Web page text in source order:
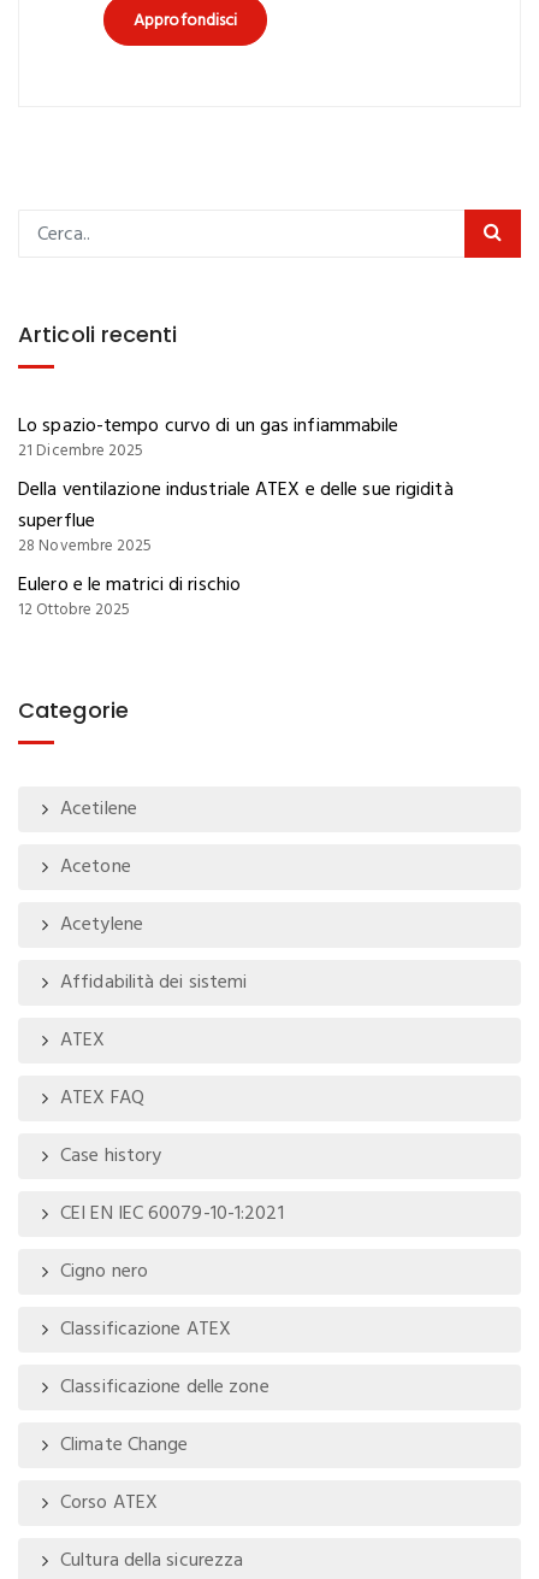
Approfondisci
Articoli recenti
Lo spazio-tempo curvo di un gas infiammabile
21 Dicembre 2025
Della ventilazione industriale ATEX e delle sue rigidità
superflue
28 Novembre 2025
Eulero e le matrici di rischio
12 Ottobre 2025
Categorie
Acetilene
Acetone
Acetylene
Affidabilità dei sistemi
ATEX
ATEX FAQ
Case history
CEI EN IEC 60079-10-1:2021
Cigno nero
Classificazione ATEX
Classificazione delle zone
Climate Change
Corso ATEX
Cultura della sicurezza